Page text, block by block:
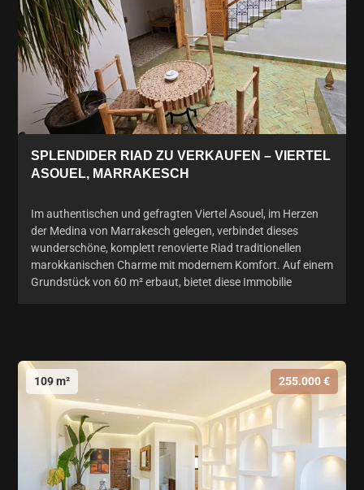
SPLENDIDER RIAD ZU VERKAUFEN – VIERTEL
ASOUEL, MARRAKESCH
Im authentischen und gefragten Viertel Asouel, im Herzen
der Medina von Marrakesch gelegen, verbindet dieses
wunderschöne, komplett renovierte Riad traditionellen
marokkanischen Charme mit modernem Komfort. Auf einem
Grundstück von 60 m² erbaut, bietet diese Immobilie
109 m² 255.000 €